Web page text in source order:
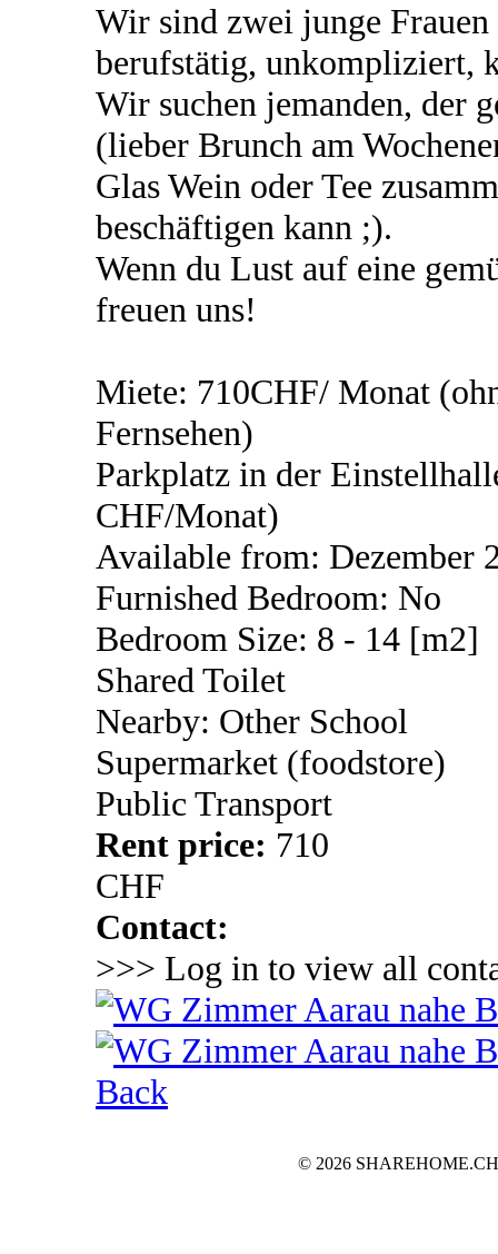
Wir sind zwei junge
berufstätig, unkompliziert,
Wir suchen jemanden, der
(lieber Brunch am
Glas Wein oder Tee
beschäftigen kann ;).
Wenn du Lust auf eine
freuen uns!
Miete: 710CHF/ Monat
Fernsehen)
Parkplatz in der
CHF/Monat)
Available from: Dezember
Furnished Bedroom: No
Bedroom Size: 8 - 14 [m2]
Shared Toilet
Nearby: Other School
Supermarket (foodstore)
Public Transport
Rent price: 710
CHF
Contact:
>>> Log in to view all
Back
© 2026